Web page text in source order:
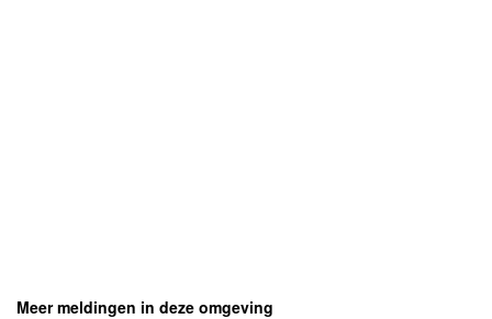
Meer meldingen in deze omgeving